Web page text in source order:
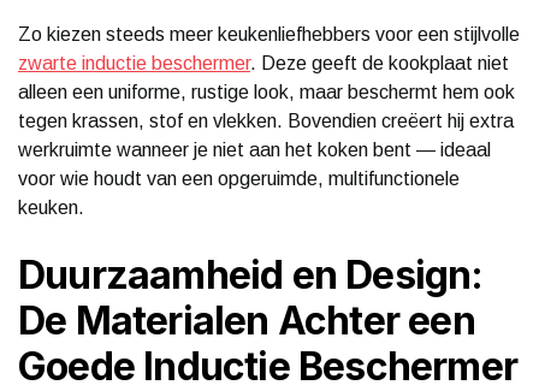
Zo kiezen steeds meer keukenliefhebbers voor een stijlvolle
zwarte inductie beschermer. Deze geeft de kookplaat niet
alleen een uniforme, rustige look, maar beschermt hem ook
tegen krassen, stof en vlekken. Bovendien creëert hij extra
werkruimte wanneer je niet aan het koken bent — ideaal
voor wie houdt van een opgeruimde, multifunctionele
keuken.
Duurzaamheid en Design:
De Materialen Achter een
Goede Inductie Beschermer